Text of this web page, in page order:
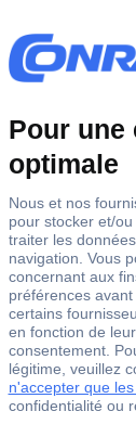
Modèle